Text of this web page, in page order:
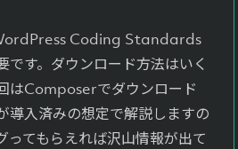
Coding Standards
です。ダウンロード方法はいく
はComposerでダウンロード
導入済みの想定で解説しますの
ってもらえれば沢山情報が出て